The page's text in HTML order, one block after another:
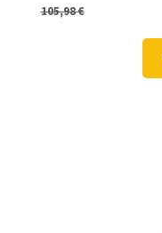
105,98€